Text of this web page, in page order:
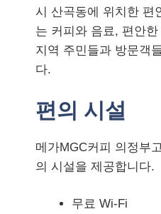
시 산곡동에 위치한 편
는 커피와 음료, 편안
지역 주민들과 방문객
다.
편의 시설
메가MGC커피 의정부
의 시설을 제공합니다.
무료 Wi-Fi